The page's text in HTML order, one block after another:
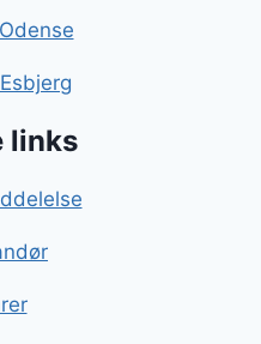
links